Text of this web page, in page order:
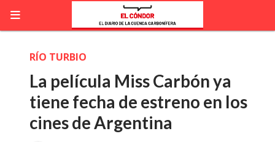
La película Miss Carbón ya
tiene fecha de estreno en los
cines de Argentina
RÍO TURBIO